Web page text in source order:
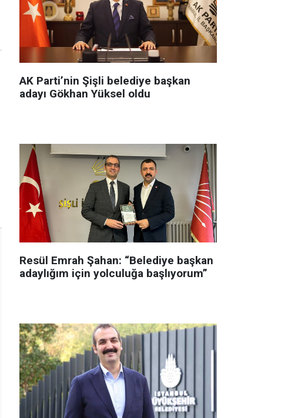
AK Parti’nin Şişli belediye başkan
adayı Gökhan Yüksel oldu
Resül Emrah Şahan: “Belediye başkan
adaylığım için yolculuğa başlıyorum”